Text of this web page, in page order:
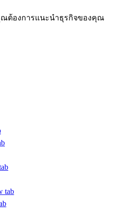
ต้องการแนะนำธุรกิจของคุณ
tab